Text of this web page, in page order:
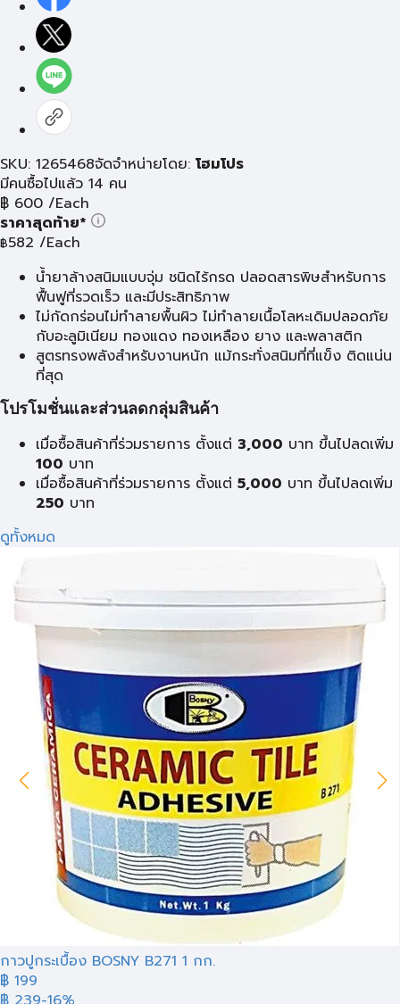
SKU: 1265468จัดจำหน่ายโดย: โฮมโปร
มีคนซื้อไปแล้ว 14 คน
฿ 600 /Each
ราคาสุดท้าย*
฿582 /Each
น้ำยาล้างสนิมแบบจุ่ม ชนิดไร้กรด ปลอดสารพิษสำหรับการ
ฟื้นฟูที่รวดเร็ว และมีประสิทธิภาพ
ไม่กัดกร่อนไม่ทำลายพื้นผิว ไม่ทำลายเนื้อโลหะเดิมปลอดภัย
กับอะลูมิเนียม ทองแดง ทองเหลือง ยาง และพลาสติก
สูตรทรงพลังสำหรับงานหนัก แม้กระทั่งสนิมที่ที่แข็ง ติดแน่น
ที่สุด
โปรโมชั่นและส่วนลดกลุ่มสินค้า
เมื่อซื้อสินค้าที่ร่วมรายการ ตั้งแต่ 3,000 บาท ขึ้นไปลดเพิ่ม
100 บาท
เมื่อซื้อสินค้าที่ร่วมรายการ ตั้งแต่ 5,000 บาท ขึ้นไปลดเพิ่ม
250 บาท
ดูทั้งหมด
กาวปูกระเบื้อง BOSNY B271 1 กก.
฿ 199